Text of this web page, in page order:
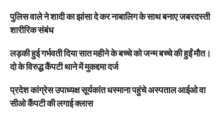
पुलिस वाले ने शादी का झांसा दे कर नाबालिग के साथ बनाए जबरदस्ती
शारीरिक संबंध
लड़की हुई गर्भवती दिया सात महीने के बच्चे को जन्म बच्चे की हुईं मौत।
दो के विरुद्ध कैंपटी थाने में मुकद्दमा दर्ज
प्रदेश कांग्रेस उपाध्यक्ष सूर्यकांत धस्माना पहुंचे अस्पताल आईओ वा
सीओ कैंपटी की लगाई क्लास